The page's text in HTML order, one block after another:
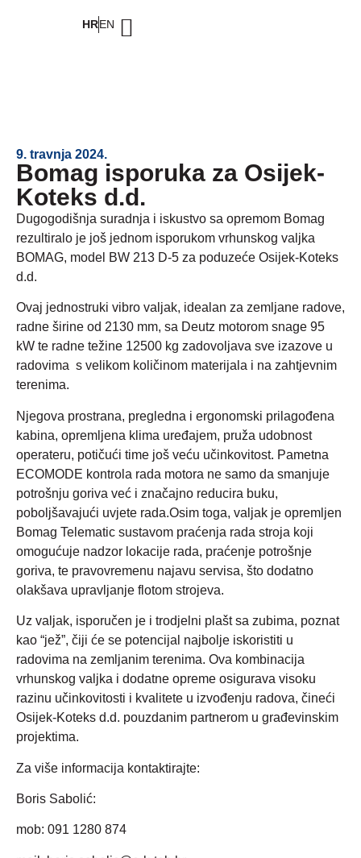
HREN
9. travnja 2024.
Bomag isporuka za Osijek-
Koteks d.d.
Dugogodišnja suradnja i iskustvo sa opremom Bomag
rezultiralo je još jednom isporukom vrhunskog valjka
BOMAG, model BW 213 D-5 za poduzeće Osijek-Koteks
d.d.
Ovaj jednostruki vibro valjak, idealan za zemljane radove,
radne širine od 2130 mm, sa Deutz motorom snage 95
kW te radne težine 12500 kg zadovoljava sve izazove u
radovima s velikom količinom materijala i na zahtjevnim
terenima.
Njegova prostrana, pregledna i ergonomski prilagođena
kabina, opremljena klima uređajem, pruža udobnost
operateru, potičući time još veću učinkovitost. Pametna
ECOMODE kontrola rada motora ne samo da smanjuje
potrošnju goriva već i značajno reducira buku,
poboljšavajući uvjete rada.Osim toga, valjak je opremljen
Bomag Telematic sustavom praćenja rada stroja koji
omogućuje nadzor lokacije rada, praćenje potrošnje
goriva, te pravovremenu najavu servisa, što dodatno
olakšava upravljanje flotom strojeva.
Uz valjak, isporučen je i trodjelni plašt sa zubima, poznat
kao “jež”, čiji će se potencijal najbolje iskoristiti u
radovima na zemljanim terenima. Ova kombinacija
vrhunskog valjka i dodatne opreme osigurava visoku
razinu učinkovitosti i kvalitete u izvođenju radova, čineći
Osijek-Koteks d.d. pouzdanim partnerom u građevinskim
projektima.
Za više informacija kontaktirajte:
Boris Sabolić:
mob: 091 1280 874